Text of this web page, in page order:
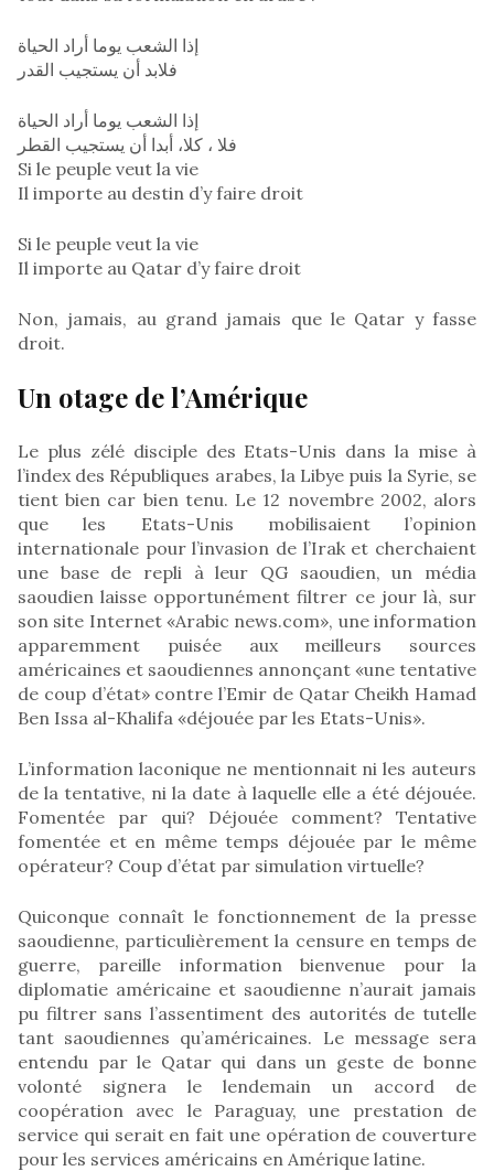
إذا الشعب يوما أراد الحياة
فلابد أن يستجيب القدر
إذا الشعب يوما أراد الحياة
فلا ، كلا، أبدا أن يستجيب القطر
Si le peuple veut la vie
Il importe au destin d’y faire droit
Si le peuple veut la vie
Il importe au Qatar d’y faire droit
Non, jamais, au grand jamais que le Qatar y fasse
droit.
Un otage de l’Amérique
Le plus zélé disciple des Etats-Unis dans la mise à
l’index des Républiques arabes, la Libye puis la Syrie, se
tient bien car bien tenu. Le 12 novembre 2002, alors
que les Etats-Unis mobilisaient l’opinion
internationale pour l’invasion de l’Irak et cherchaient
une base de repli à leur QG saoudien, un média
saoudien laisse opportunément filtrer ce jour là, sur
son site Internet «Arabic news.com», une information
apparemment puisée aux meilleurs sources
américaines et saoudiennes annonçant «une tentative
de coup d’état» contre l’Emir de Qatar Cheikh Hamad
Ben Issa al-Khalifa «déjouée par les Etats-Unis».
L’information laconique ne mentionnait ni les auteurs
de la tentative, ni la date à laquelle elle a été déjouée.
Fomentée par qui? Déjouée comment? Tentative
fomentée et en même temps déjouée par le même
opérateur? Coup d’état par simulation virtuelle?
Quiconque connaît le fonctionnement de la presse
saoudienne, particulièrement la censure en temps de
guerre, pareille information bienvenue pour la
diplomatie américaine et saoudienne n’aurait jamais
pu filtrer sans l’assentiment des autorités de tutelle
tant saoudiennes qu’américaines. Le message sera
entendu par le Qatar qui dans un geste de bonne
volonté signera le lendemain un accord de
coopération avec le Paraguay, une prestation de
service qui serait en fait une opération de couverture
pour les services américains en Amérique latine.